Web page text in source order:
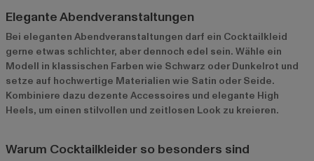
Elegante Abendveranstaltungen
Bei eleganten Abendveranstaltungen darf ein Cocktailkleid
gerne etwas schlichter, aber dennoch edel sein. Wähle ein
Modell in klassischen Farben wie Schwarz oder Dunkelrot und
setze auf hochwertige Materialien wie Satin oder Seide.
Kombiniere dazu dezente Accessoires und elegante High
Heels, um einen stilvollen und zeitlosen Look zu kreieren.
Warum Cocktailkleider so besonders sind